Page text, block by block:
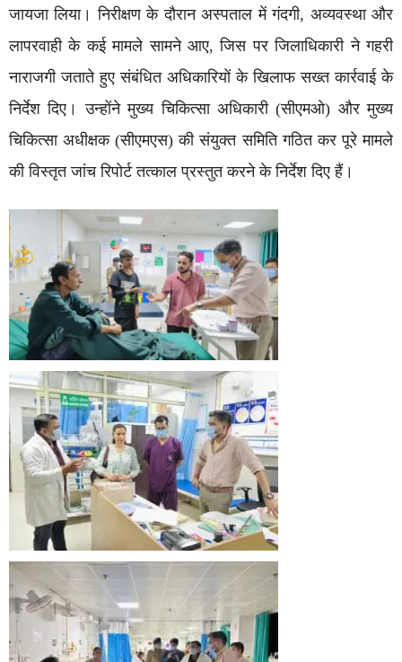
जायजा लिया। निरीक्षण के दौरान अस्पताल में गंदगी, अव्यवस्था और
लापरवाही के कई मामले सामने आए, जिस पर जिलाधिकारी ने गहरी
नाराजगी जताते हुए संबंधित अधिकारियों के खिलाफ सख्त कार्रवाई के
निर्देश दिए। उन्होंने मुख्य चिकित्सा अधिकारी (सीएमओ) और मुख्य
चिकित्सा अधीक्षक (सीएमएस) की संयुक्त समिति गठित कर पूरे मामले
की विस्तृत जांच रिपोर्ट तत्काल प्रस्तुत करने के निर्देश दिए हैं।